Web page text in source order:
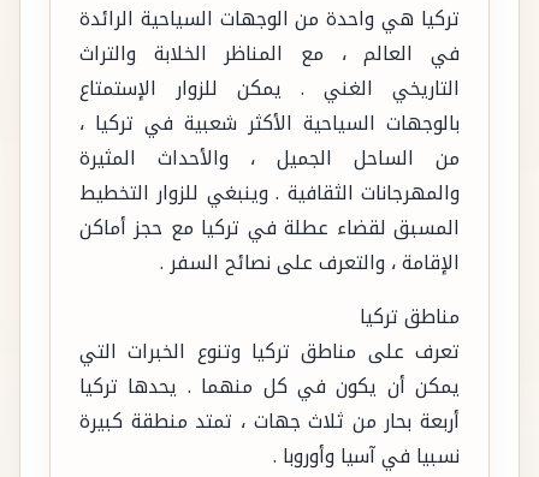
تركيا هي واحدة من الوجهات السياحية الرائدة
في العالم ، مع المناظر الخلابة والتراث
التاريخي الغني . يمكن للزوار الإستمتاع
بالوجهات السياحية الأكثر شعبية في تركيا ،
من الساحل الجميل ، والأحداث المثيرة
والمهرجانات الثقافية . وينبغي للزوار التخطيط
المسبق لقضاء عطلة في تركيا مع حجز أماكن
الإقامة ، والتعرف على نصائح السفر .
مناطق تركيا
تعرف على مناطق تركيا وتنوع الخبرات التي
يمكن أن يكون في كل منهما . يحدها تركيا
أربعة بحار من ثلاث جهات ، تمتد منطقة كبيرة
نسبيا في آسيا وأوروبا .